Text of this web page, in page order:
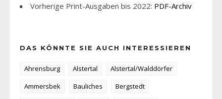
Vorherige Print-Ausgaben bis 2022: PDF-Archiv
DAS KÖNNTE SIE AUCH INTERESSIEREN
Ahrensburg Alstertal
Alstertal/Walddörfer
Ammersbek
Bauliches
Bergstedt